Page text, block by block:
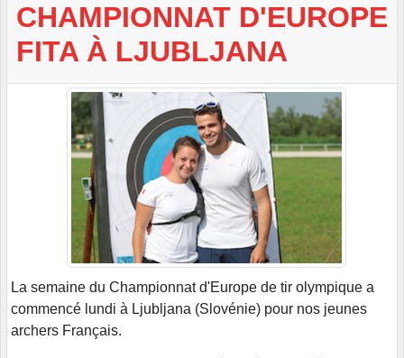
CHAMPIONNAT D'EUROPE
FITA À LJUBLJANA
La semaine du Championnat d'Europe de tir olympique a
commencé lundi à Ljubljana (Slovénie) pour nos jeunes
archers Français.